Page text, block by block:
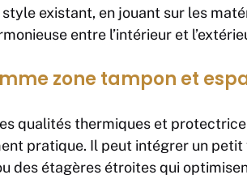
existant, en jouant sur les
entre l’intérieur et
zone tampon et
qualités thermiques et
pratique. Il peut intégrer un
des étagères étroites qui